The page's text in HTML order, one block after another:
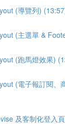
(導覽列)
(主選單 &
(跑馬燈效果)
(電子報訂閱、
及客制化登入